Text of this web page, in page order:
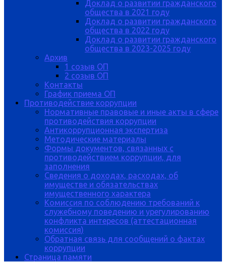
Доклад о развитии гражданского
общества в 2021 году
Доклад о развитии гражданского
общества в 2022 году
Доклад о развитии гражданского
общества в 2023-2025 году
Архив
1 созыв ОП
2 созыв ОП
Контакты
График приема ОП
Противодействие коррупции
Нормативные правовые и иные акты в сфере
противодействия коррупции
Антикоррупционная экспертиза
Методические материалы
Формы документов, связанных с
противодействием коррупции, для
заполнения
Сведения о доходах, расходах, об
имуществе и обязательствах
имущественного характера
Комиссия по соблюдению требований к
служебному поведению и урегулированию
конфликта интересов (аттестационная
комиссия)
Обратная связь для сообщений о фактах
коррупции
Страница памяти